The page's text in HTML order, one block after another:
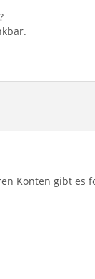
Konten gibt es